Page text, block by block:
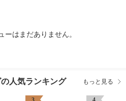
ーはまだありません。
人気ランキング もっと見る